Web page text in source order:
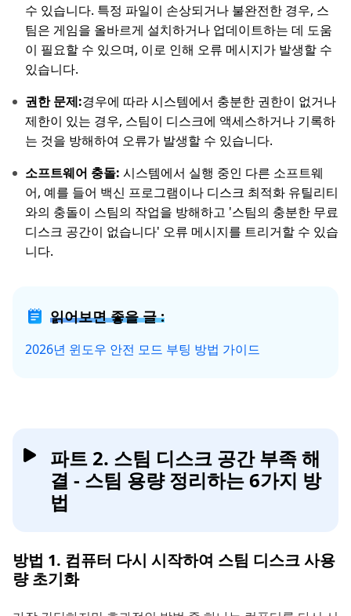
수 있습니다. 특정 파일이 손상되거나 불완전한 경우, 스
팀은 게임을 올바르게 설치하거나 업데이트하는 데 도움
이 필요할 수 있으며, 이로 인해 오류 메시지가 발생할 수
있습니다.
권한 문제:경우에 따라 시스템에서 충분한 권한이 없거나
제한이 있는 경우, 스팀이 디스크에 액세스하거나 기록하
는 것을 방해하여 오류가 발생할 수 있습니다.
소프트웨어 충돌: 시스템에서 실행 중인 다른 소프트웨
어, 예를 들어 백신 프로그램이나 디스크 최적화 유틸리티
와의 충돌이 스팀의 작업을 방해하고 '스팀의 충분한 무료
디스크 공간이 없습니다' 오류 메시지를 트리거할 수 있습
니다.
읽어보면 좋을 글 :
2026년 윈도우 안전 모드 부팅 방법 가이드
파트 2. 스팀 디스크 공간 부족 해
결 - 스팀 용량 정리하는 6가지 방
법
방법 1. 컴퓨터 다시 시작하여 스팀 디스크 사용
량 초기화